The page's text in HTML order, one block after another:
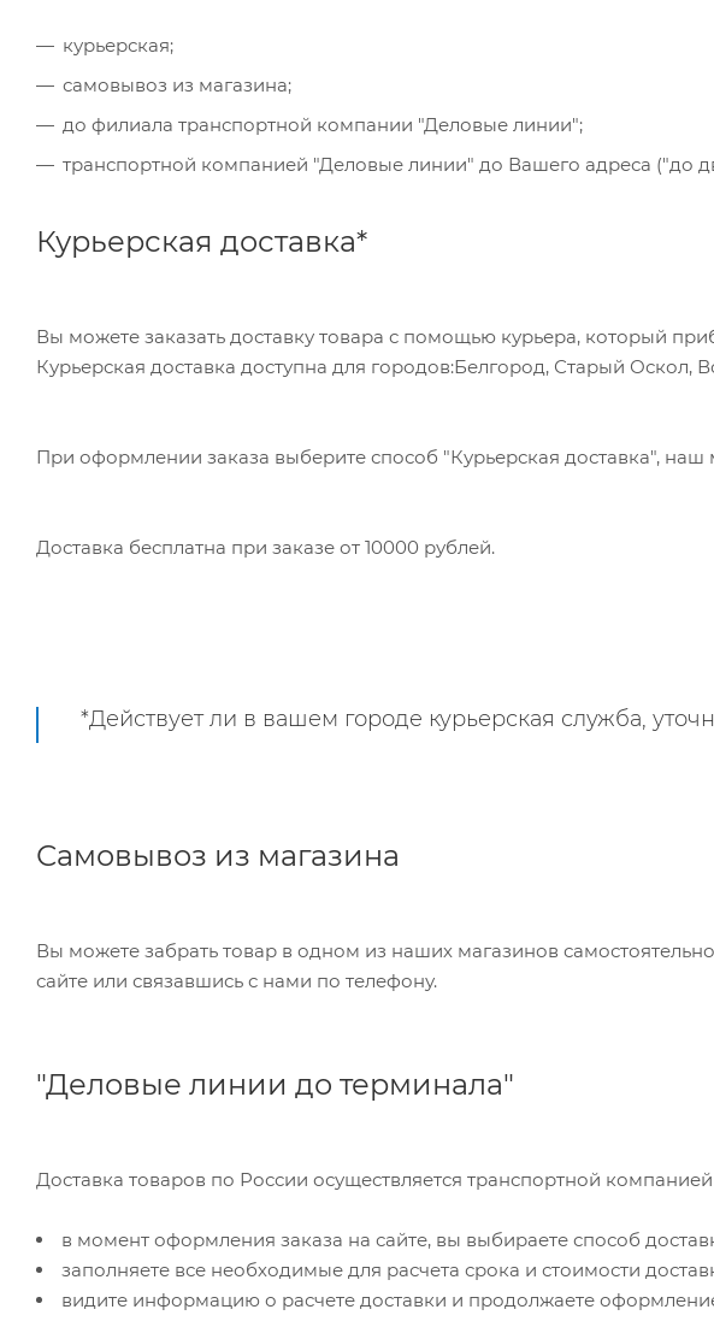
курьерская;
самовывоз из магазина;
до филиала транспортной компании "Деловые линии";
транспортной компанией "Деловые линии" до Вашего адреса ("до
Курьерская доставка*
Вы можете заказать доставку товара с помощью курьера, который
Курьерская доставка доступна для городов:Белгород, Старый Оскол,
При оформлении заказа выберите способ "Курьерская доставка", наш
Доставка бесплатна при заказе от 10000 рублей.
*Действует ли в вашем городе курьерская служба,
Самовывоз из магазина
Вы можете забрать товар в одном из наших магазинов самостоятельно, режим работы складов можно уточнить на
сайте или связавшись с нами по телефону.
"Деловые линии до терминала"
Доставка товаров по России осуществляется транспортной
в момент оформления заказа на сайте, вы выбираете способ
заполняете все необходимые для расчета срока и стоимости
видите информацию о расчете доставки и продолжаете